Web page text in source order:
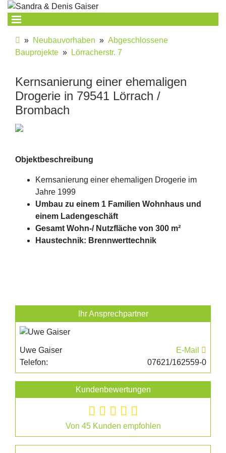
» Neubauvorhaben » Abgeschlossene
Bauprojekte » Lörracherstr. 7
Kernsanierung einer ehemaligen
Drogerie in 79541 Lörrach /
Brombach
Objektbeschreibung
Kernsanierung einer ehemaligen Drogerie im
Jahre 1999
Umbau zu einem 1 Familien Wohnhaus und
einem Ladengeschäft
Gesamt Wohn-/ Nutzfläche von 300 m²
Haustechnik: Brennwerttechnik
Ihr Ansprechpartner
Uwe Gaiser
E-Mail
Telefon:
07621/162559-0
Kundenbewertungen
Von 45 Kunden empfohlen